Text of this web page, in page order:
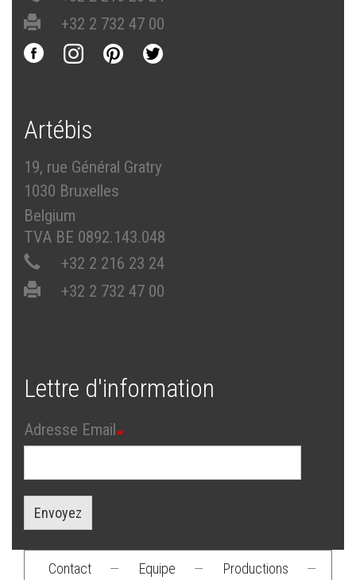
+32 2 732 47 00
Artébis
19, rue Général Gratry
1030 Bruxelles
Belgium
TVA BE 0892.143.048
+32 2 216 23 24
+32 2 732 47 00
Lettre d'information
Adresse Email
Envoyez
Contact — Equipe — Productions —